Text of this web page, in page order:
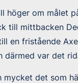
om målet
till mittbacken
en fristående
var det
mycket det som